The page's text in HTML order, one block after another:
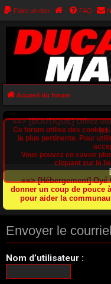
Faire un don FAQ
Accueil du forum
==> [BOUTIQUE] Offrez-
==> [Hébergement]
donner un coup de pouce
pour aider la
Envoyer le
Nom d’utilisateur :
Ce forum utilise des
la plus pertinente. Pour
Vous pouvez en savoir
cliquant sur le